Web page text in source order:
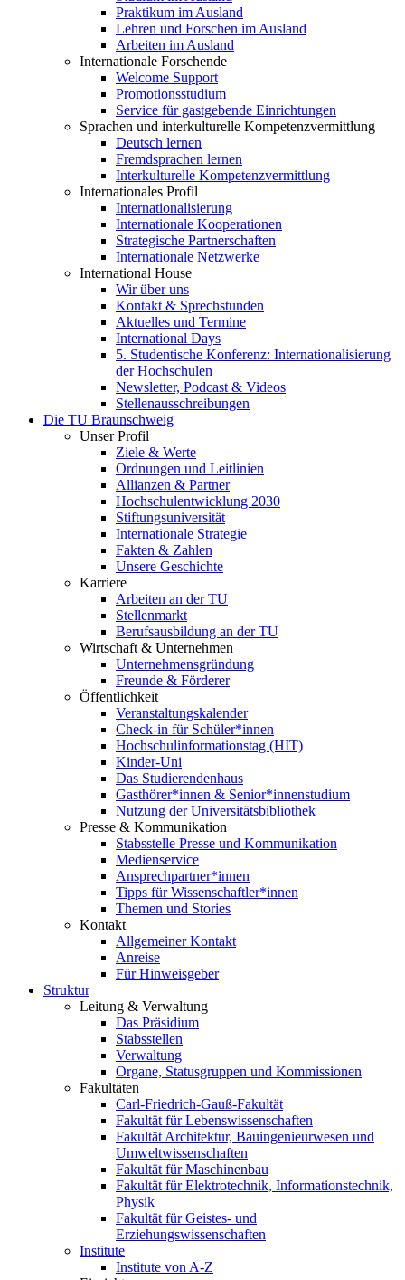
Praktikum im Ausland
Lehren und Forschen im Ausland
Arbeiten im Ausland
Internationale Forschende
Welcome Support
Promotionsstudium
Service für gastgebende Einrichtungen
Sprachen und interkulturelle Kompetenzvermittlung
Deutsch lernen
Fremdsprachen lernen
Interkulturelle Kompetenzvermittlung
Internationales Profil
Internationalisierung
Internationale Kooperationen
Strategische Partnerschaften
Internationale Netzwerke
International House
Wir über uns
Kontakt & Sprechstunden
Aktuelles und Termine
International Days
5. Studentische Konferenz: Internationalisierung
der Hochschulen
Newsletter, Podcast & Videos
Stellenausschreibungen
Die TU Braunschweig
Unser Profil
Ziele & Werte
Ordnungen und Leitlinien
Allianzen & Partner
Hochschulentwicklung 2030
Stiftungsuniversität
Internationale Strategie
Fakten & Zahlen
Unsere Geschichte
Karriere
Arbeiten an der TU
Stellenmarkt
Berufsausbildung an der TU
Wirtschaft & Unternehmen
Unternehmensgründung
Freunde & Förderer
Öffentlichkeit
Veranstaltungskalender
Check-in für Schüler*innen
Hochschulinformationstag (HIT)
Kinder-Uni
Das Studierendenhaus
Gasthörer*innen & Senior*innenstudium
Nutzung der Universitätsbibliothek
Presse & Kommunikation
Stabsstelle Presse und Kommunikation
Medienservice
Ansprechpartner*innen
Tipps für Wissenschaftler*innen
Themen und Stories
Kontakt
Allgemeiner Kontakt
Anreise
Für Hinweisgeber
Struktur
Leitung & Verwaltung
Das Präsidium
Stabsstellen
Verwaltung
Organe, Statusgruppen und Kommissionen
Fakultäten
Carl-Friedrich-Gauß-Fakultät
Fakultät für Lebenswissenschaften
Fakultät Architektur, Bauingenieurwesen und
Umweltwissenschaften
Fakultät für Maschinenbau
Fakultät für Elektrotechnik, Informationstechnik,
Physik
Fakultät für Geistes- und
Erziehungswissenschaften
Institute
Institute von A-Z